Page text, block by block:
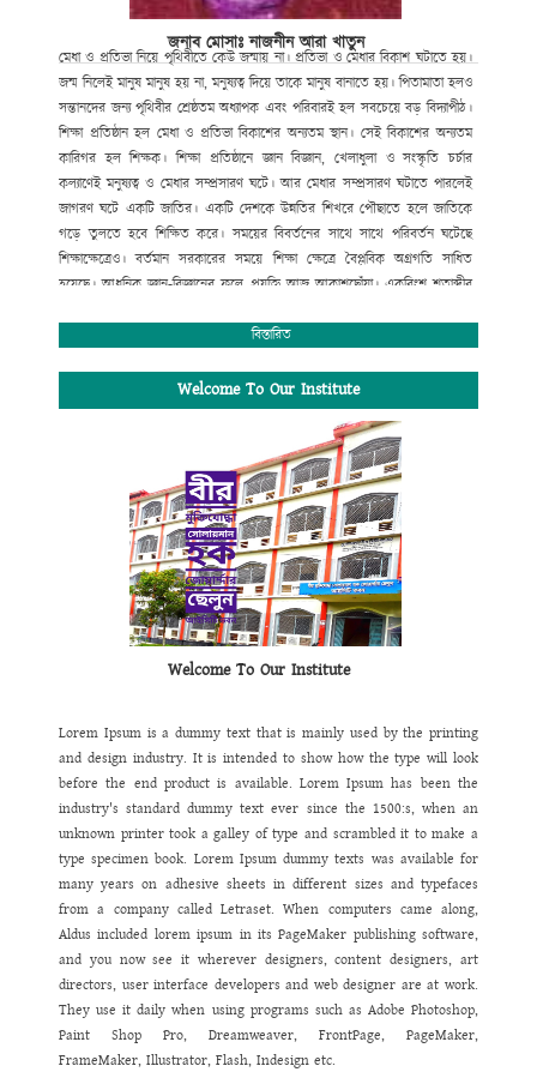
জনাব মোসাঃ নাজনীন আরা খাতুন
মেধাও প্রতিভা নিয়ে পৃথিবীতে কেউ জন্মায় না। প্রতিভা ও মেধার বিকাশ ঘটাতে হয়।
জন্ম নিলেই মানুষ মানুষ হয় না,মনুষ্যত্ব দিয়ে তাকে মানুষ বানাতে হয়। পিতামাতা হলও
সন্তানদের জন্য পৃথিবীর শ্রেষ্ঠতম অধ্যাপক এবং পরিবারই হল সবচেয়ে বড় বিদ্যাপীঠ।
শিক্ষা প্রতিষ্ঠান হল মেধা ও প্রতিভা বিকাশের অন্যতম স্থান। সেই বিকাশের অন্যতম
কারিগর হল শিক্ষক। শিক্ষা প্রতিষ্ঠানে জ্ঞান বিজ্ঞান, খেলাধুলা ও সংস্কৃতি চর্চার
কল্যাণেই মনুষ্যত্ব ও মেধার সম্প্রসারণ ঘটে। আর মেধার সম্প্রসারণ ঘটাতে পারলেই
জাগরণ ঘটে একটি জাতির। একটি দেশকে উন্নতির শিখরে পৌছাতে হলে জাতিকে
গড়ে তুলতে হবে শিক্ষিত করে। সময়ের বিবর্তনের সাথে সাথে পরিবর্তন ঘটেছে
শিক্ষাক্ষেত্রেও। বর্তমান সরকারের সময়ে শিক্ষা ক্ষেত্রে বৈপ্লবিক অগ্রগতি সাধিত
হয়েছে। আধুনিক জ্ঞান-বিজ্ঞানের ফলে প্রযুক্তি আজ আকাশছোঁয়া। একবিংশ শতাব্দীর
সর্বোচ্চ বিদ্যাপীঠ
প্রজেক্টর ও ল্যাপটপের মাধ্যমে শিক্ষার্থীদের
পদ্ধতিতে পাঠদান প্রক্রিয়া চালু করা হয়েছে। এছাড়া আধুনিক ডিজিটাল ল্যাব,বিজ্ঞান
খেলাধুলা ও সাহিত্য
পদ্ধতিতে ডিজিটাল হাজিরা চালু
শৃঙ্খলা নিশ্চিত করণে প্রতিষ্ঠানকে ক্লোজ সার্কিট ক্যামেরার
অনলাইন ব্যাংকিং সহ তথ্য প্রযুক্তির সর্বোচ্চ ব্যবহারে
চালু করা হয়েছে। এখন থেকে আমাদের ছাত্র/ছাত্রী,অভিভাবক
তাদের সকল তথ্য ঘরে বসেই ওয়েব সাইট থেকে পেয়ে
ওয়েবসাইটটিতে যে তথ্য ও উপাত্ত থাকবে তা অবাধ তথ্য পাওয়ার অধিকার
ফলে একদিকে আমরা ইনফরমেশন হাইওয়ে উঠতে সক্ষম
কাজে স্বচ্ছতা,গতিশীলতা,জবাবদিহিতা সেবার মান বৃদ্ধি পাবে
বিস্তারিত
Welcome To Our Institute
Welcome To Our Institute
Lorem Ipsum is a dummy text that is mainly used by the printing
and design industry. It is intended to show how the type will look
before the end product is available. Lorem Ipsum has been the
industry's standard dummy text ever since the 1500:s, when an
unknown printer took a galley of type and scrambled it to make a
type specimen book. Lorem Ipsum dummy texts was available for
many years on adhesive sheets in different sizes and typefaces
from a company called Letraset. When computers came along,
Aldus included lorem ipsum in its PageMaker publishing software,
and you now see it wherever designers, content designers, art
directors, user interface developers and web designer are at work.
They use it daily when using programs such as Adobe Photoshop,
Paint Shop Pro, Dreamweaver, FrontPage, PageMaker,
FrameMaker, Illustrator, Flash, Indesign etc.